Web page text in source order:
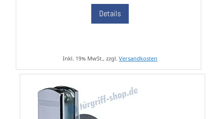
Details
Inkl. 19% MwSt., zzgl.Versandkosten